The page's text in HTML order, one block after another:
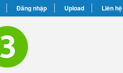
Đăng nhập Upload Liên hệ